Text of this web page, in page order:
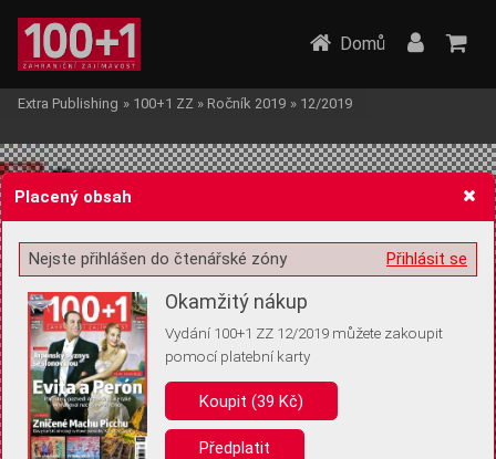
Žádost o souhlas s ukládáním volitelných informací
Pro základní fungování webu nepotřebujeme ukládat žádné informace
(tzv. cookies apod.). Rádi bychom vás ale požádali o souhlas s
uložením volitelných informací:
Domů
Extra Publishing » 100+1 ZZ » Ročník 2019 » 12/2019
Placený obsah
Přihlásit se
Nejste přihlášen do čtenářské zóny
Okamžitý nákup
Vydání 100+1 ZZ 12/2019 můžete zakoupit
pomocí platební karty
Koupit (39 Kč)
Předplatit